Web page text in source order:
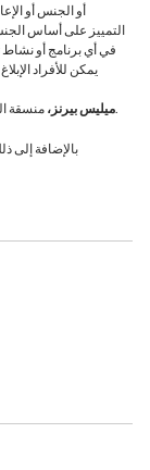
أو الجنس أو
في أي برنامج أو نشاط
ميليس بيرنز،منسقة الباب التاسع، 50 طريق مورلاند، سيمي فالي، كاليفورنيا 93065.
بالإضافة إلى